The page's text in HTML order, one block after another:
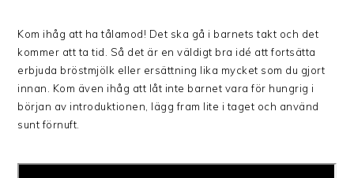
Kom ihåg att ha tålamod! Det ska gå i barnets takt och det
kommer att ta tid. Så det är en väldigt bra idé att fortsätta
erbjuda bröstmjölk eller ersättning lika mycket som du gjort
innan. Kom även ihåg att låt inte barnet vara för hungrig i
början av introduktionen, lägg fram lite i taget och använd
sunt förnuft.